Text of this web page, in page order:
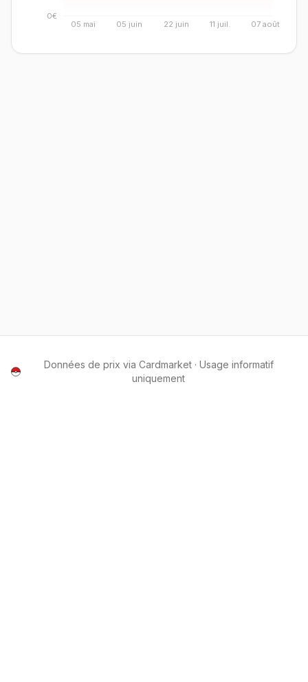
05 mai 05 juin 22 juin 11 juil. 07 août
0€
Données de prix via Cardmarket · Usage informatif
uniquement